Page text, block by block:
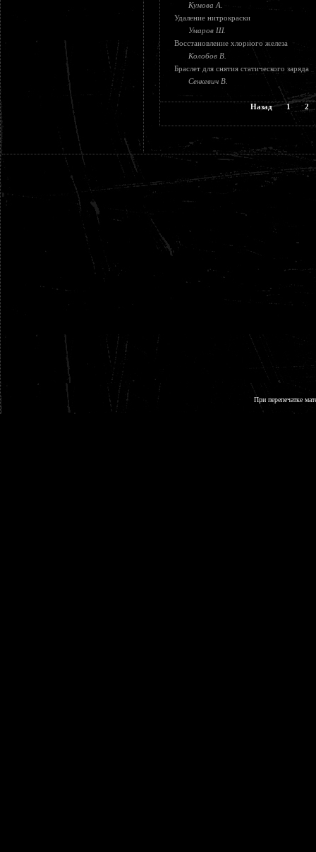
Кумова А.
Удаление нитрокраски
Умаров Ш.
Восстановление хлорного железа
Колобов В.
Браслет для снятия статического заряда
Сенкевич В.
Назад 1 2
При перепечатке